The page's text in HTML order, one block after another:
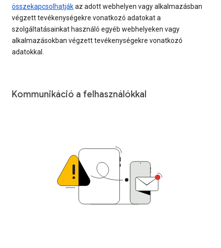
összekapcsolhatjákaz adott webhelyen vagy alkalmazásban
végzett tevékenységekre vonatkozó adatokat a
szolgáltatásainkat használó egyéb webhelyeken vagy
alkalmazásokban végzett tevékenységekre vonatkozó
adatokkal.
Kommunikáció a felhasználókkal